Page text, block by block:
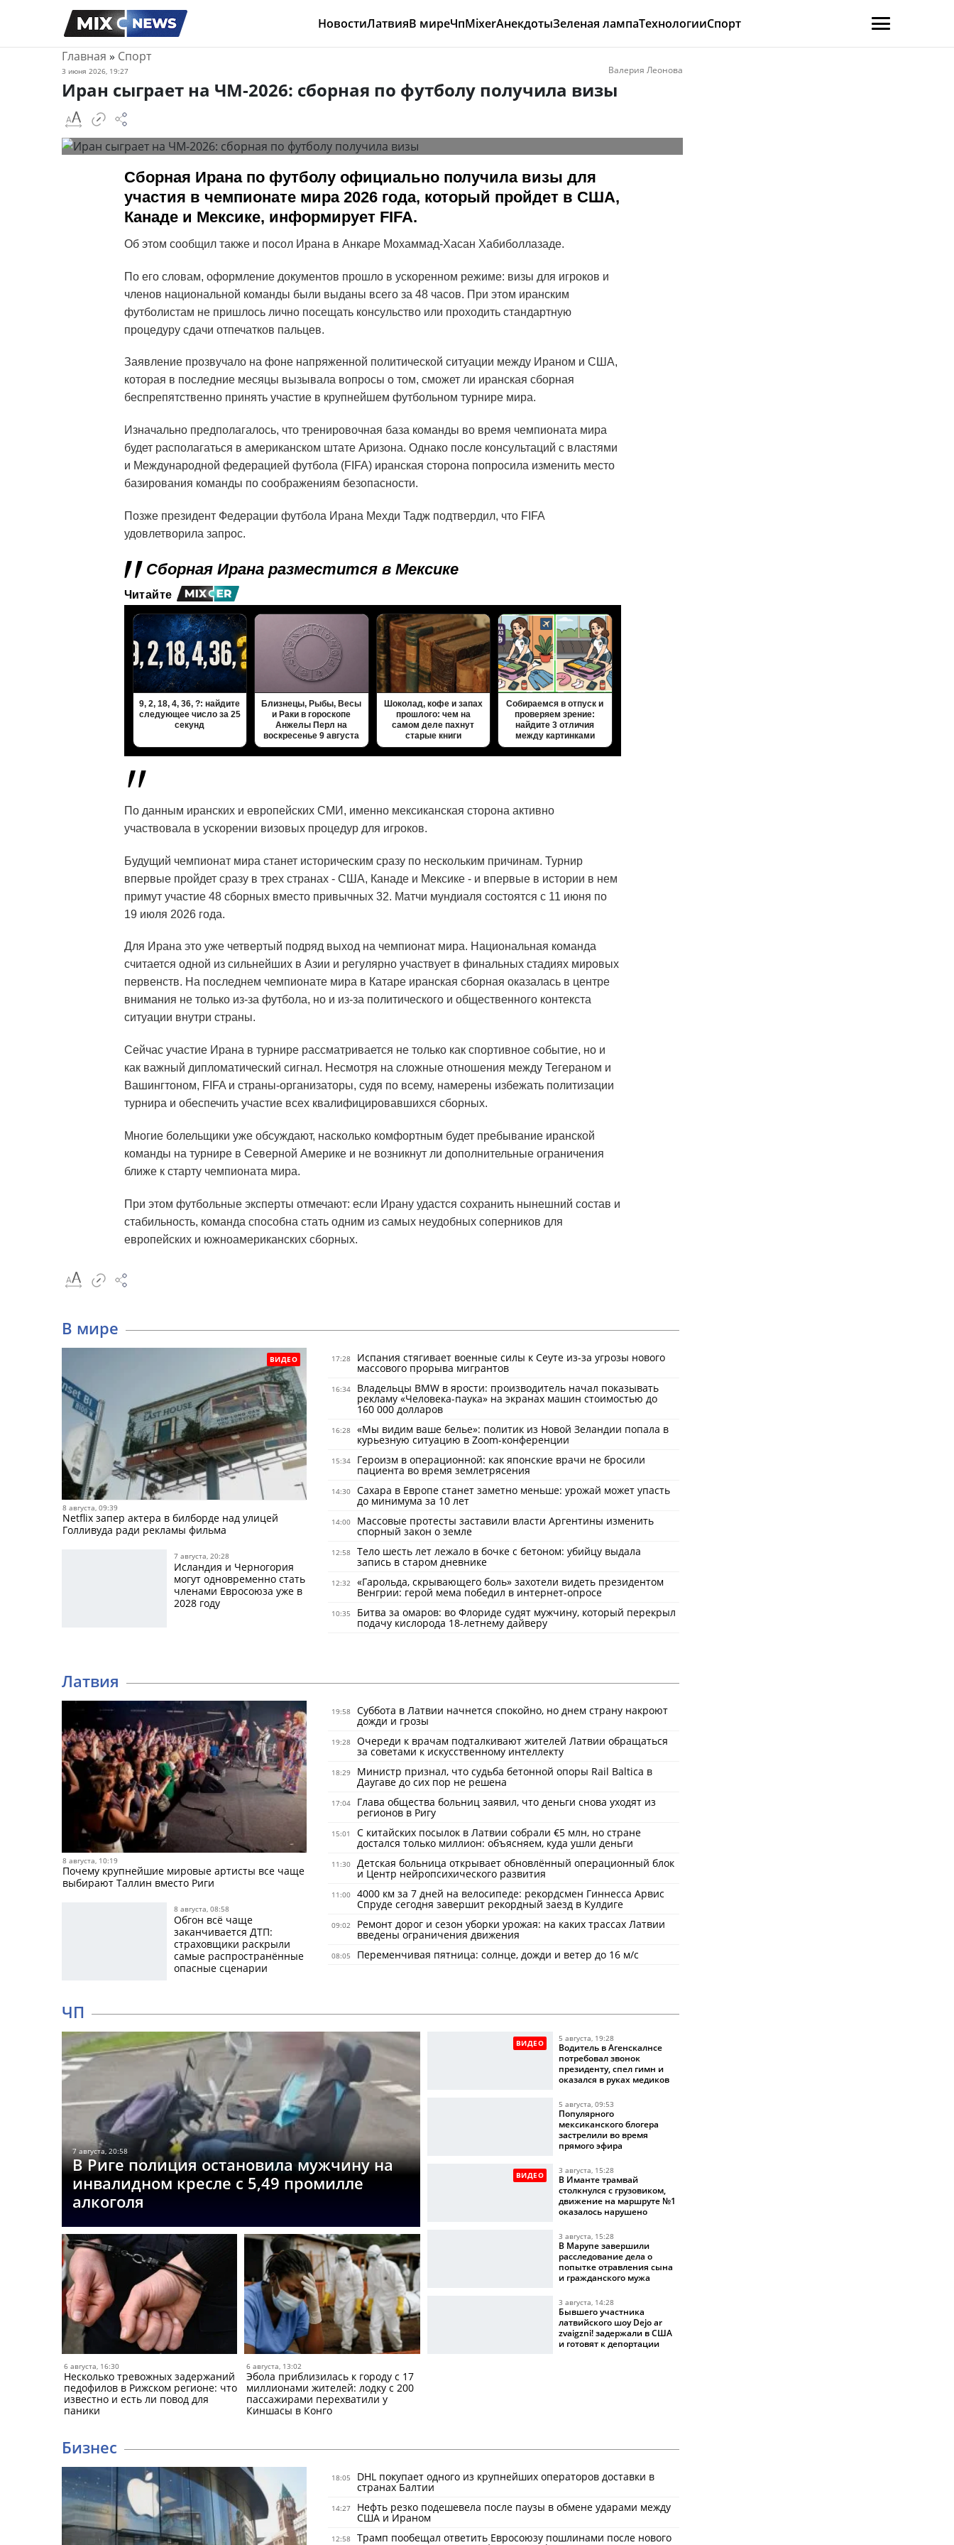
НовостиЛатвияВ миреЧпMixerАнекдотыЗеленая лампаТехнологииСпорт
Главная » Спорт
3 июня 2026, 19:27 Валерия Леонова
Иран сыграет на ЧМ-2026: сборная по футболу получила визы
Сборная Ирана по футболу официально получила визы для
участия в чемпионате мира 2026 года, который пройдет в США,
Канаде и Мексике, информирует FIFA.
Об этом сообщил также и посол Ирана в Анкаре Мохаммад-Хасан Хабиболлазаде.
По его словам, оформление документов прошло в ускоренном режиме: визы для игроков и
членов национальной команды были выданы всего за 48 часов. При этом иранским
футболистам не пришлось лично посещать консульство или проходить стандартную
процедуру сдачи отпечатков пальцев.
Заявление прозвучало на фоне напряженной политической ситуации между Ираном и США,
которая в последние месяцы вызывала вопросы о том, сможет ли иранская сборная
беспрепятственно принять участие в крупнейшем футбольном турнире мира.
Изначально предполагалось, что тренировочная база команды во время чемпионата мира
будет располагаться в американском штате Аризона. Однако после консультаций с властями
и Международной федерацией футбола (FIFA) иранская сторона попросила изменить место
базирования команды по соображениям безопасности.
Позже президент Федерации футбола Ирана Мехди Тадж подтвердил, что FIFA
удовлетворила запрос.
Сборная Ирана разместится в Мексике
Читайте
9, 2, 18, 4, 36, ?: найдите
следующее число за 25
секунд
Близнецы, Рыбы, Весы
и Раки в гороскопе
Анжелы Перл на
воскресенье 9 августа
Шоколад, кофе и запах
прошлого: чем на
самом деле пахнут
старые книги
Собираемся в отпуск и
проверяем зрение:
найдите 3 отличия
между картинками
По данным иранских и европейских СМИ, именно мексиканская сторона активно
участвовала в ускорении визовых процедур для игроков.
Будущий чемпионат мира станет историческим сразу по нескольким причинам. Турнир
впервые пройдет сразу в трех странах - США, Канаде и Мексике - и впервые в истории в нем
примут участие 48 сборных вместо привычных 32. Матчи мундиаля состоятся с 11 июня по
19 июля 2026 года.
Для Ирана это уже четвертый подряд выход на чемпионат мира. Национальная команда
считается одной из сильнейших в Азии и регулярно участвует в финальных стадиях мировых
первенств. На последнем чемпионате мира в Катаре иранская сборная оказалась в центре
внимания не только из-за футбола, но и из-за политического и общественного контекста
ситуации внутри страны.
Сейчас участие Ирана в турнире рассматривается не только как спортивное событие, но и
как важный дипломатический сигнал. Несмотря на сложные отношения между Тегераном и
Вашингтоном, FIFA и страны-организаторы, судя по всему, намерены избежать политизации
турнира и обеспечить участие всех квалифицировавшихся сборных.
Многие болельщики уже обсуждают, насколько комфортным будет пребывание иранской
команды на турнире в Северной Америке и не возникнут ли дополнительные ограничения
ближе к старту чемпионата мира.
При этом футбольные эксперты отмечают: если Ирану удастся сохранить нынешний состав и
стабильность, команда способна стать одним из самых неудобных соперников для
европейских и южноамериканских сборных.
В мире
ВИДЕО
8 августа, 09:39
Netflix запер актера в билборде над улицей
Голливуда ради рекламы фильма
7 августа, 20:28
Исландия и Черногория
могут одновременно стать
членами Евросоюза уже в
2028 году
17:28 Испания стягивает военные силы к Сеуте из-за угрозы нового
массового прорыва мигрантов
16:34 Владельцы BMW в ярости: производитель начал показывать
рекламу «Человека-паука» на экранах машин стоимостью до
160 000 долларов
16:28 «Мы видим ваше белье»: политик из Новой Зеландии попала в
курьезную ситуацию в Zoom-конференции
15:34 Героизм в операционной: как японские врачи не бросили
пациента во время землетрясения
14:30 Сахара в Европе станет заметно меньше: урожай может упасть
до минимума за 10 лет
14:00 Массовые протесты заставили власти Аргентины изменить
спорный закон о земле
12:58 Тело шесть лет лежало в бочке с бетоном: убийцу выдала
запись в старом дневнике
12:32 «Гарольда, скрывающего боль» захотели видеть президентом
Венгрии: герой мема победил в интернет-опросе
10:35 Битва за омаров: во Флориде судят мужчину, который перекрыл
подачу кислорода 18-летнему дайверу
Латвия
8 августа, 10:19
Почему крупнейшие мировые артисты все чаще
выбирают Таллин вместо Риги
8 августа, 08:58
Обгон всё чаще
заканчивается ДТП:
страховщики раскрыли
самые распространённые
опасные сценарии
19:58 Суббота в Латвии начнется спокойно, но днем страну накроют
дожди и грозы
19:28 Очереди к врачам подталкивают жителей Латвии обращаться
за советами к искусственному интеллекту
18:29 Министр признал, что судьба бетонной опоры Rail Baltica в
Даугаве до сих пор не решена
17:04 Глава общества больниц заявил, что деньги снова уходят из
регионов в Ригу
15:01 С китайских посылок в Латвии собрали €5 млн, но стране
достался только миллион: объясняем, куда ушли деньги
11:30 Детская больница открывает обновлённый операционный блок
и Центр нейропсихического развития
11:00 4000 км за 7 дней на велосипеде: рекордсмен Гиннесса Арвис
Спруде сегодня завершит рекордный заезд в Кулдиге
09:02 Ремонт дорог и сезон уборки урожая: на каких трассах Латвии
введены ограничения движения
08:05 Переменчивая пятница: солнце, дожди и ветер до 16 м/с
ЧП
7 августа, 20:58
В Риге полиция остановила мужчину на
инвалидном кресле с 5,49 промилле
алкоголя
6 августа, 16:30
Несколько тревожных задержаний
педофилов в Рижском регионе: что
известно и есть ли повод для
паники
6 августа, 13:02
Эбола приблизилась к городу с 17
миллионами жителей: лодку с 200
пассажирами перехватили у
Киншасы в Конго
ВИДЕО 5 августа, 19:28
Водитель в Агенскалнсе
потребовал звонок
президенту, спел гимн и
оказался в руках медиков
5 августа, 09:53
Популярного
мексиканского блогера
застрелили во время
прямого эфира
ВИДЕО 3 августа, 15:28
В Иманте трамвай
столкнулся с грузовиком,
движение на маршруте №1
оказалось нарушено
3 августа, 15:28
В Марупе завершили
расследование дела о
попытке отравления сына
и гражданского мужа
3 августа, 14:28
Бывшего участника
латвийского шоу Dejo ar
zvaigzni! задержали в США
и готовят к депортации
Бизнес
18:05 DHL покупает одного из крупнейших операторов доставки в
странах Балтии
14:27 Нефть резко подешевела после паузы в обмене ударами между
США и Ираном
12:58 Трамп пообещал ответить Евросоюзу пошлинами после нового